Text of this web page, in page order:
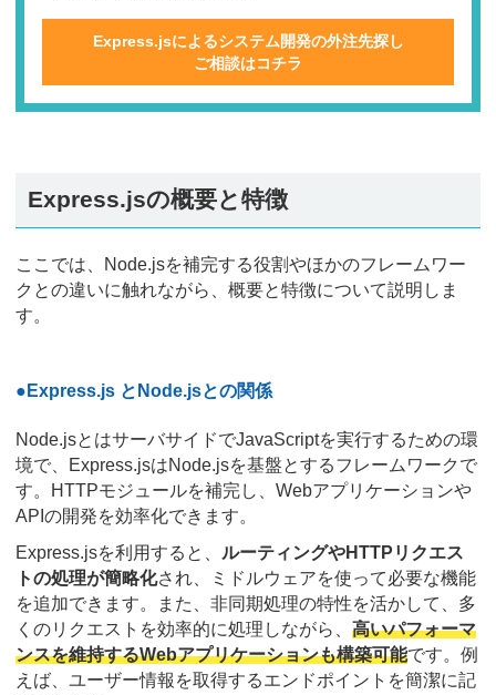
Express.jsによるシステム開発の外注先探し
ご相談はコチラ
Express.jsの概要と特徴
ここでは、Node.jsを補完する役割やほかのフレームワー
クとの違いに触れながら、概要と特徴について説明しま
す。
●Express.js とNode.jsとの関係
Node.jsとはサーバサイドでJavaScriptを実行するための環
境で、Express.jsはNode.jsを基盤とするフレームワークで
す。HTTPモジュールを補完し、Webアプリケーションや
APIの開発を効率化できます。
Express.jsを利用すると、 ルーティングやHTTPリクエス
トの処理が簡略化され、ミドルウェアを使って必要な機能
を追加できます。また、非同期処理の特性を活かして、多
くのリクエストを効率的に処理しながら、 高いパフォーマ
ンスを維持するWebアプリケーションも構築可能です。例
えば、ユーザー情報を取得するエンドポイントを簡潔に記